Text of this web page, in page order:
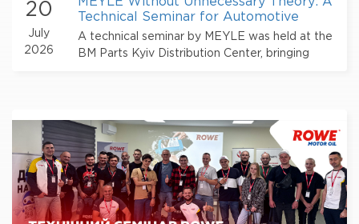
20
July
2026
Technical Seminar for Automotive
Service Professionals
A technical seminar by MEYLE was held at the
BM Parts Kyiv Distribution Center, bringing